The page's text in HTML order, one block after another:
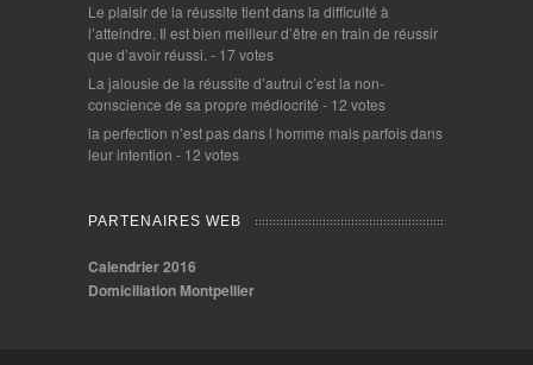
Le plaisir de la réussite tient dans la difficulté à
l’atteindre. Il est bien meilleur d’être en train de réussir
que d’avoir réussi. - 17 votes
La jalousie de la réussite d’autrui c’est la non-
conscience de sa propre médiocrité - 12 votes
la perfection n’est pas dans l homme mais parfois dans
leur intention - 12 votes
PARTENAIRES WEB
Calendrier 2016
Domiciliation Montpellier